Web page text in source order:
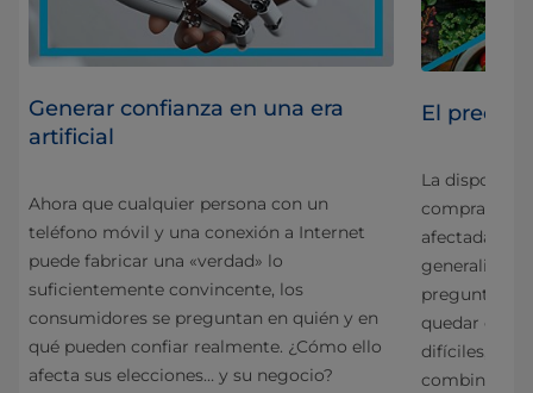
Generar confianza en una era
artificial
Ahora que cualquier persona con un
teléfono móvil y una conexión a Internet
puede fabricar una «verdad» lo
suficientemente convincente, los
consumidores se preguntan en quién y en
qué pueden confiar realmente. ¿Cómo ello
afecta sus elecciones… y su negocio?
El precio
La
comprar
afectada por
quedar en
difíciles, o si
combinar la